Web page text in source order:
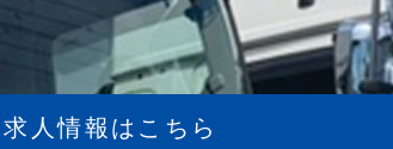
求人情報はこちら